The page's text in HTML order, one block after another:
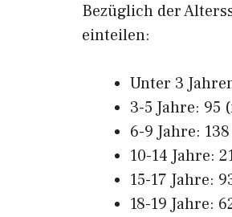
Bezüglich der
einteilen:
Unter 3
3-5 Jahre: 95
6-9 Jahre:
10-14 Jahre:
15-17 Jahre:
18-19 Jahre: